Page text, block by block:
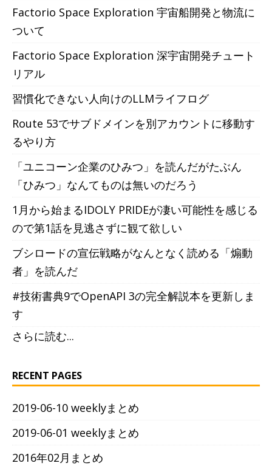
Factorio Space Exploration 宇宙船開発と物流に
ついて
Factorio Space Exploration 深宇宙開発チュート
リアル
習慣化できない人向けのLLMライフログ
Route 53でサブドメインを別アカウントに移動す
るやり方
「ユニコーン企業のひみつ」を読んだがたぶん
「ひみつ」なんてものは無いのだろう
1月から始まるIDOLY PRIDEが凄い可能性を感じる
ので第1話を見逃さずに観て欲しい
ブシロードの宣伝戦略がなんとなく読める「煽動
者」を読んだ
#技術書典9でOpenAPI 3の完全解説本を更新しま
す
さらに読む...
RECENT PAGES
2019-06-10 weeklyまとめ
2019-06-01 weeklyまとめ
2016年02月まとめ